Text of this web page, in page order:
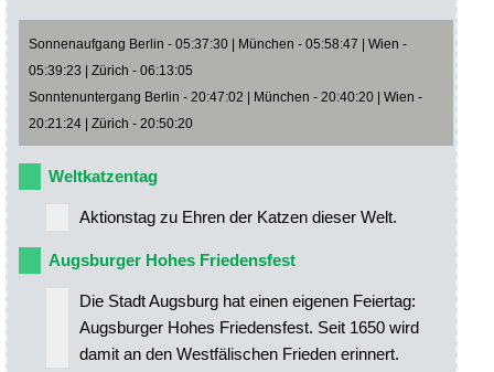
Sonnenaufgang Berlin - 05:37:30 | München - 05:58:47 | Wien -
05:39:23 | Zürich - 06:13:05
Sonntenuntergang Berlin - 20:47:02 | München - 20:40:20 | Wien -
20:21:24 | Zürich - 20:50:20
Weltkatzentag
Aktionstag zu Ehren der Katzen dieser Welt.
Augsburger Hohes Friedensfest
Die Stadt Augsburg hat einen eigenen Feiertag:
Augsburger Hohes Friedensfest. Seit 1650 wird
damit an den Westfälischen Frieden erinnert.